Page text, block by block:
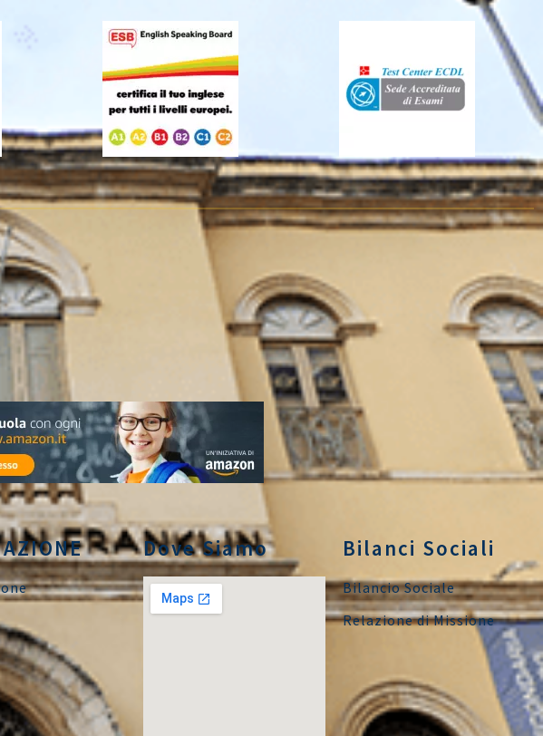
Dove Siamo Bilanci Sociali
Bilancio Sociale
Relazione di Missione